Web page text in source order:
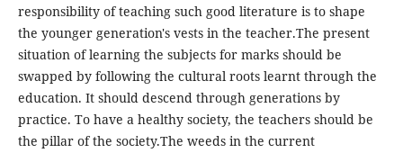
responsibility of teaching such good literature is to shape
the younger generation's vests in the teacher.The present
situation of learning the subjects for marks should be
swapped by following the cultural roots learnt through the
education. It should descend through generations by
practice. To have a healthy society, the teachers should be
the pillar of the society.The weeds in the current